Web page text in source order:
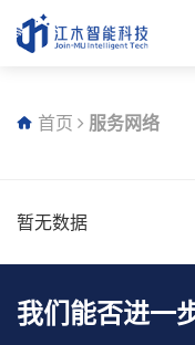
首页 服务网络
暂无数据
我们能否进一